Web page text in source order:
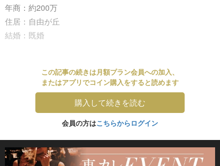
年商：約200万
住居：自由が丘
結婚：既婚
この記事の続きは月額プラン会員への加入、
またはアプリでコイン購入をすると読めます
購入して続きを読む
会員の方はこちらからログイン